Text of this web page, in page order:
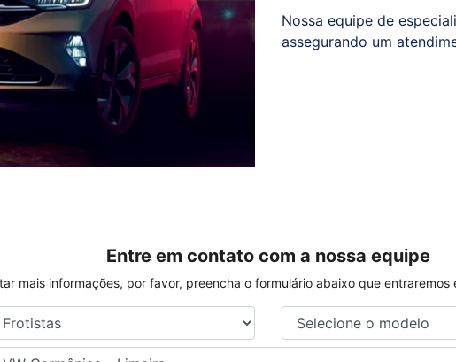
Nossa equipe de
assegurando um
Entre em contato com a nossa equipe
mais informações, por favor, preencha o formulário abaixo que